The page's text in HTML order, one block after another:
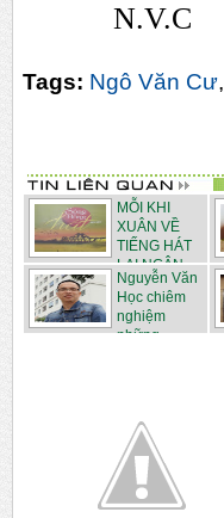
N.V.C
Tags: Ngô Văn Cư,
MỖI KHI
XUÂN VỀ
TIẾNG HÁT
LẠI NGÂN...
Nguyễn Văn
Học chiêm
nghiệm
những ...